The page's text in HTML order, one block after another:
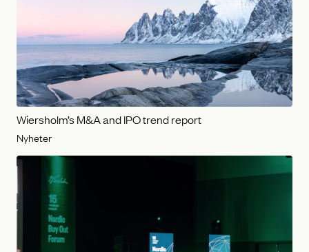
Wiersholm’s M&A and IPO trend report
Nyheter